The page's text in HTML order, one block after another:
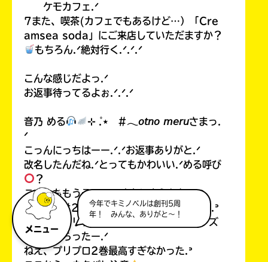
メニュー
今年でキミノベルは創刊5周
年！ みんな、ありがと～！
ケモカフェ.ᐟ
7また、喫茶(カフェでもあるけど…）「Cre
amsea soda」にご来店していただますか？
もちろん.ᐟ絶対行く.ᐟ.ᐟ.ᐟ
こんな感じだよっ.ᐟ
お返事待ってるよぉ.ᐟ.ᐟ.ᐟ
音乃 める
⊹ ̊.⋆ #𓂃𝘰𝘵𝘯𝘰 𝘮𝘦𝘳𝘶さまっ.
ᐟ
こっんにっちはーー.ᐟ.ᐟお返事ありがと.ᐟ
改名したんだね.ᐟとってもかわいい.ᐟめる呼び
？
こすもももうそろそろ改名しようかなー.ᐣ
プリプロ#2とウタヒメ買ってもらったの.ᐟ.ᐣ
こすもはプリプロ#1と#2と魔界✩スターズ
買ってもらったー.ᐟ
ねえ、プリプロ2巻最高すぎなかった.ᐣ